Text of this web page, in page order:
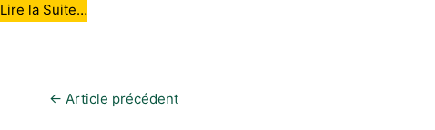
Lire la Suite…
← Article précédent